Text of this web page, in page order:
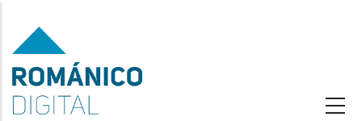
contenido
principal